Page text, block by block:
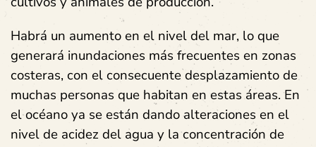
Habrá un aumento en el nivel del mar, lo que
generará inundaciones más frecuentes en zonas
costeras, con el consecuente desplazamiento de
muchas personas que habitan en estas áreas.En
el océano ya se están dando alteraciones en el
nivel de acidez del agua y la concentración de